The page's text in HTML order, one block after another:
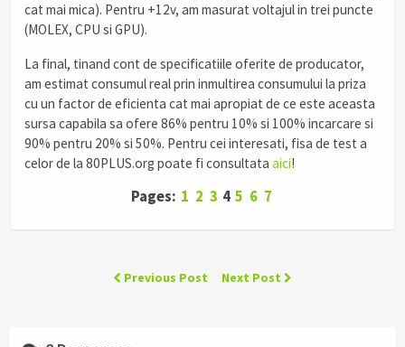
cat mai mica). Pentru +12v, am masurat voltajul in trei puncte
(MOLEX, CPU si GPU).
La final, tinand cont de specificatiile oferite de producator,
am estimat consumul real prin inmultirea consumului la priza
cu un factor de eficienta cat mai apropiat de ce este aceasta
sursa capabila sa ofere 86% pentru 10% si 100% incarcare si
90% pentru 20% si 50%. Pentru cei interesati, fisa de test a
celor de la 80PLUS.org poate fi consultata aici!
Pages: 1 2 3 4 5 6 7
Previous Post Next Post